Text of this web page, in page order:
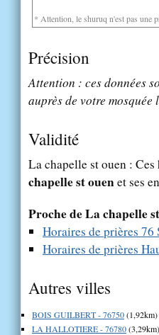
* Attention, le shuruq n'est pas une
Précision
Attention : ces données
auprès de votre
Validité
La chapelle st ouen :
chapelle st ouenet ses
Proche de La chapelle
Horaires de prières
Horaires de prières
Autres villes
BOIS GUILBERT - 76750(1,92km)
LA HALLOTIERE - 76780(3,29km)